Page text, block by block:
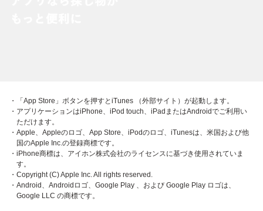
・「App Store」ボタンを押すとiTunes （外部サイト）が起動します。
・アプリケーションはiPhone、iPod touch、iPadまたはAndroidでご利用い
ただけます。
・Apple、Appleのロゴ、App Store、iPodのロゴ、iTunesは、米国および他
国のApple Inc.の登録商標です。
・iPhone商標は、アイホン株式会社のライセンスに基づき使用されていま
す。
・Copyright (C) Apple Inc. All rights reserved.
・Android、Androidロゴ、Google Play 、および Google Play ロゴは、
Google LLC の商標です。